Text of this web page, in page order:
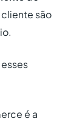
são
é a